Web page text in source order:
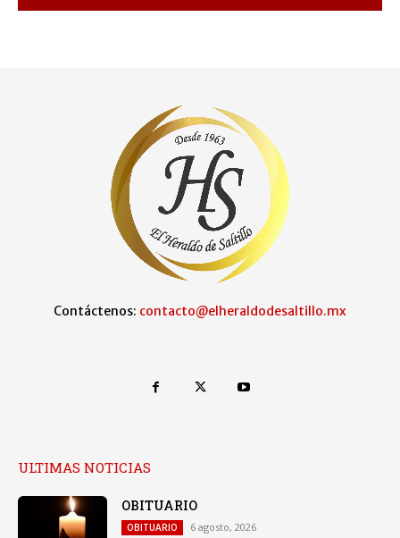
Contáctenos: contacto@elheraldodesaltillo.mx
ULTIMAS NOTICIAS
OBITUARIO
OBITUARIO 6 agosto, 2026